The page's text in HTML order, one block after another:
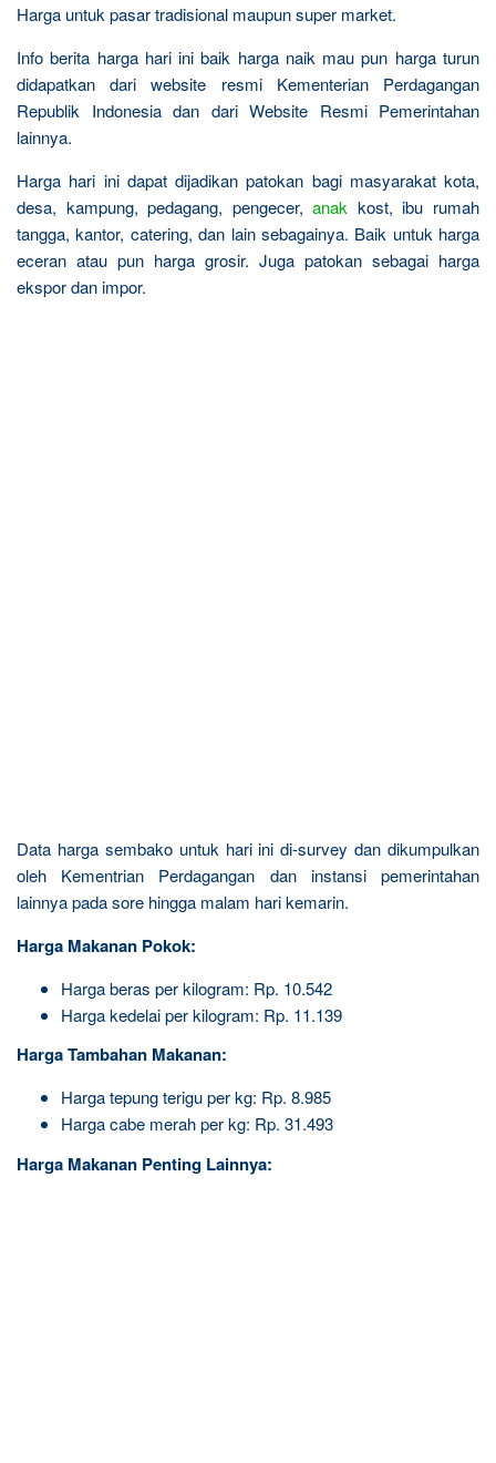
Harga untuk pasar tradisional maupun super market.
Info berita harga hari ini baik harga naik mau pun harga turun
didapatkan dari website resmi Kementerian Perdagangan
Republik Indonesia dan dari Website Resmi Pemerintahan
lainnya.
Harga hari ini dapat dijadikan patokan bagi masyarakat kota,
desa, kampung, pedagang, pengecer,anak kost, ibu rumah
tangga, kantor, catering, dan lain sebagainya. Baik untuk harga
eceran atau pun harga grosir. Juga patokan sebagai harga
ekspor dan impor.
Data harga sembako untuk hari ini di-survey dan dikumpulkan
oleh Kementrian Perdagangan dan instansi pemerintahan
lainnya pada sore hingga malam hari kemarin.
Harga Makanan Pokok:
Harga beras per kilogram: Rp. 10.542
Harga kedelai per kilogram: Rp. 11.139
Harga Tambahan Makanan:
Harga tepung terigu per kg: Rp. 8.985
Harga cabe merah per kg: Rp. 31.493
Harga Makanan Penting Lainnya: